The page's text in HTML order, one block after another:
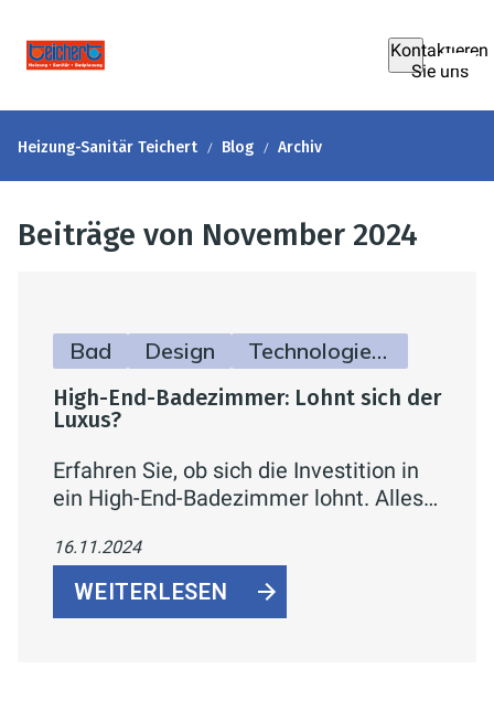
Kontaktieren
Sie uns
Heizung-Sanitär Teichert Blog Archiv
Beiträge von November 2024
Bad Design Technologie & Zukunft
High-End-Badezimmer: Lohnt sich der
Luxus?
Erfahren Sie, ob sich die Investition in
ein High-End-Badezimmer lohnt. Alles
Regenduschen, Infrarotkabinen und
Designermöbel sowie deren Kosten-
Nutzen-Balance.
16.11.2024
WEITERLESEN